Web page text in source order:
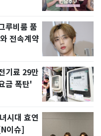
루비룸 품
전속계약
기료 29만
금 폭탄'
시대 효연
이슈]